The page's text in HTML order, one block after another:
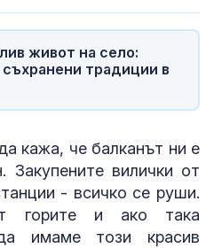
живот на село:
традиции в
кажа, че балканът ни е
Закупените вилички от
- всичко се руши.
горите и ако така
имаме този красив